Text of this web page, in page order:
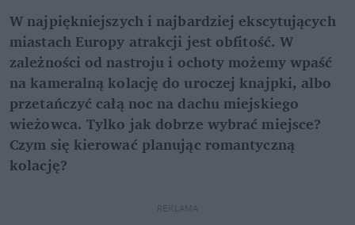
W najpiękniejszych i najbardziej ekscytujących
miastach Europy atrakcji jest obfitość. W
zależności od nastroju i ochoty możemy wpaść
na kameralną kolację do uroczej knajpki, albo
przetańczyć całą noc na dachu miejskiego
wieżowca. Tylko jak dobrze wybrać miejsce?
Czym się kierować planując romantyczną
kolację?
REKLAMA